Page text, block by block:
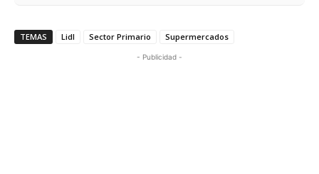
TEMAS Lidl Sector Primario Supermercados
- Publicidad -